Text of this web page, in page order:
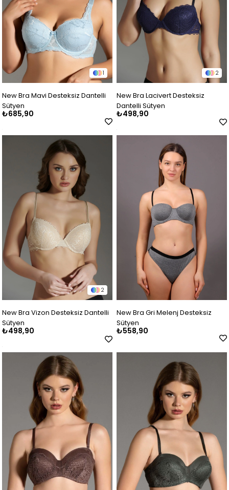
1
New Bra Mavi Desteksiz Dantelli
Sütyen
₺685,90
2
New Bra Lacivert Desteksiz
Dantelli Sütyen
₺498,90
2
New Bra Vizon Desteksiz Dantelli
Sütyen
₺498,90
New Bra Gri Melenj Desteksiz
Sütyen
₺558,90